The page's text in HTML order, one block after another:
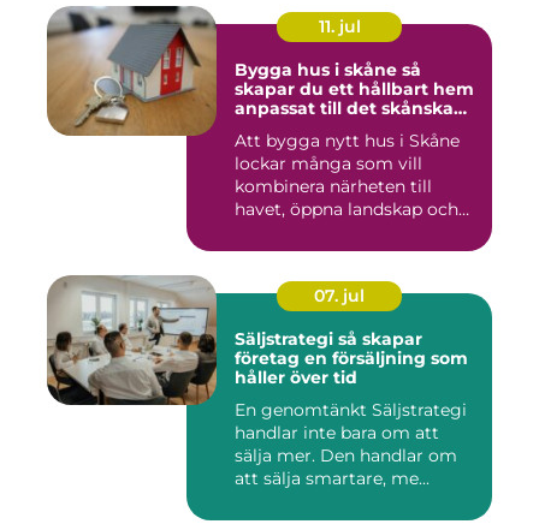
11. jul
Bygga hus i skåne så
skapar du ett hållbart hem
anpassat till det skånska
Att bygga nytt hus i Skåne
lockar många som vill
kombinera närheten till
havet, öppna landskap och
07. jul
Säljstrategi så skapar
företag en försäljning som
håller över tid
En genomtänkt Säljstrategi
handlar inte bara om att
sälja mer. Den handlar om
att sälja smartare, me...